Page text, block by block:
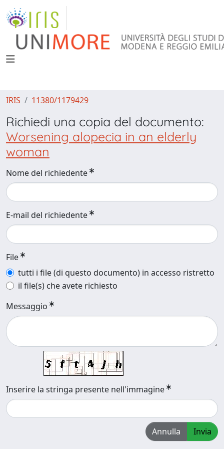
IRIS 11380/1179429
Richiedi una copia del documento:
Worsening alopecia in an elderly
woman
Nome del richiedente
E-mail del richiedente
File
tutti i file (di questo documento) in accesso ristretto
il file(s) che avete richiesto
Messaggio
Inserire la stringa presente nell'immagine
Annulla Invia